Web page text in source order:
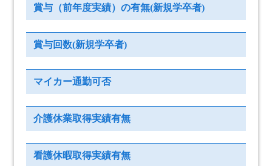
賞与（前年度実績）の有無(新規学卒者)
賞与回数(新規学卒者)
マイカー通勤可否
介護休業取得実績有無
看護休暇取得実績有無